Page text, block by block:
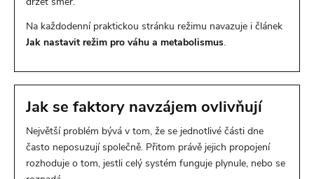
Na každodenní praktickou stránku režimu navazuje i článek
Jak nastavit režim pro váhu a metabolismus.
Jak se faktory navzájem ovlivňují
Největší problém bývá v tom, že se jednotlivé části dne
často neposuzují společně. Přitom právě jejich propojení
rozhoduje o tom, jestli celý systém funguje plynule, nebo se